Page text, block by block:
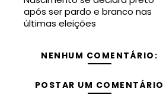
após ser pardo e branco nas
últimas eleições
NENHUM COMENTÁRIO:
POSTAR UM COMENTÁRIO